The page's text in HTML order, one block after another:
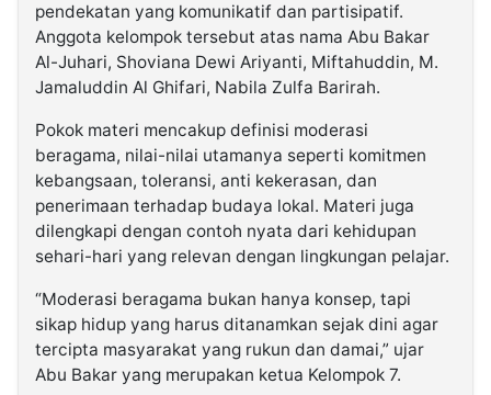
pendekatan yang komunikatif dan partisipatif.
Anggota kelompok tersebut atas nama Abu Bakar
Al-Juhari, Shoviana Dewi Ariyanti, Miftahuddin, M.
Jamaluddin Al Ghifari, Nabila Zulfa Barirah.
Pokok materi mencakup definisi moderasi
beragama, nilai-nilai utamanya seperti komitmen
kebangsaan, toleransi, anti kekerasan, dan
penerimaan terhadap budaya lokal. Materi juga
dilengkapi dengan contoh nyata dari kehidupan
sehari-hari yang relevan dengan lingkungan pelajar.
“Moderasi beragama bukan hanya konsep, tapi
sikap hidup yang harus ditanamkan sejak dini agar
tercipta masyarakat yang rukun dan damai,” ujar
Abu Bakar yang merupakan ketua Kelompok 7.